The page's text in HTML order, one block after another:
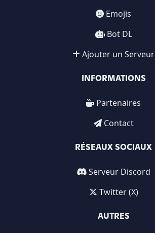
Emojis
Bot DL
Ajouter un Serveur
INFORMATIONS
Partenaires
Contact
RÉSEAUX SOCIAUX
Serveur Discord
Twitter (X)
AUTRES